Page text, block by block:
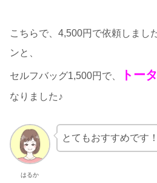
こちらで、4,500円で依頼しまし
ンと、
セルフバッグ1,500円で、 トー
なりました♪
はるか
とてもおすすめです！